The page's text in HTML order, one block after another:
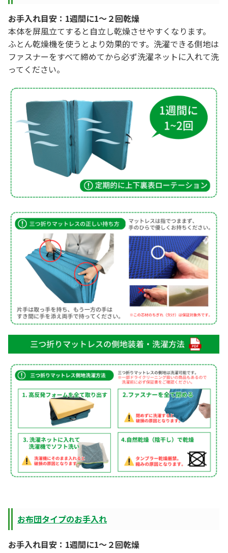
お手入れ目安：1週間に1～２回乾燥
本体を屏風立てすると自立し乾燥させやすくなります。
ふとん乾燥機を使うとより効果的です。洗濯できる側地は
ファスナーをすべて締めてから必ず洗濯ネットに入れて洗
ってください。
お布団タイプのお手入れ
お手入れ目安：1週間に1～２回乾燥